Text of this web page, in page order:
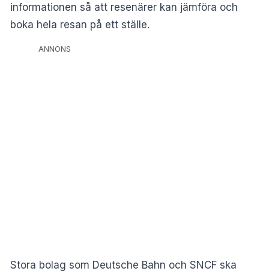
informationen så att resenärer kan jämföra och
boka hela resan på ett ställe.
ANNONS
Stora bolag som Deutsche Bahn och SNCF ska